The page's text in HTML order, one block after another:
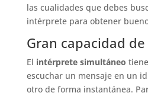
las cualidades que debes
intérprete para obtener
Gran capacidad
El intérprete simultáneo
escuchar un mensaje en un
otro de forma instantánea.